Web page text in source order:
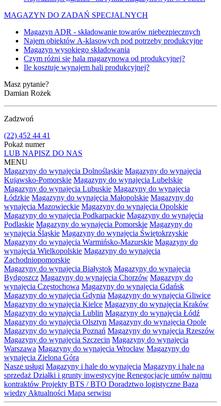
MAGAZYN DO ZADAŃ SPECJALNYCH
Magazyn ADR - składowanie towarów niebezpiecznych
Najem obiektów A-klasowych pod potrzeby produkcyjne
Magazyn wysokiego składowania
Czym różni się hala magazynowa od produkcyjnej?
Ile kosztuje wynajem hali produkcyjnej?
Masz pytanie?
Damian Rożek
Zadzwoń
(22) 452 44 41
Pokaż numer
LUB NAPISZ DO NAS
MENU
Magazyny do wynajęcia Dolnośląskie Magazyny do wynajęcia
Kujawsko-Pomorskie Magazyny do wynajęcia Lubelskie
Magazyny do wynajęcia Lubuskie Magazyny do wynajęcia
Łódzkie Magazyny do wynajęcia Małopolskie Magazyny do
wynajęcia Mazowieckie Magazyny do wynajęcia Opolskie
Magazyny do wynajęcia Podkarpackie Magazyny do wynajęcia
Podlaskie Magazyny do wynajęcia Pomorskie Magazyny do
wynajęcia Śląskie Magazyny do wynajęcia Świętokrzyskie
Magazyny do wynajęcia Warmińsko-Mazurskie Magazyny do
wynajęcia Wielkopolskie Magazyny do wynajęcia
Zachodniopomorskie
Magazyny do wynajęcia Białystok Magazyny do wynajęcia
Bydgoszcz Magazyny do wynajęcia Chorzów Magazyny do
wynajęcia Częstochowa Magazyny do wynajęcia Gdańsk
Magazyny do wynajęcia Gdynia Magazyny do wynajęcia Gliwice
Magazyny do wynajęcia Kielce Magazyny do wynajęcia Kraków
Magazyny do wynajęcia Lublin Magazyny do wynajęcia Łódź
Magazyny do wynajęcia Olsztyn Magazyny do wynajęcia Opole
Magazyny do wynajęcia Poznań Magazyny do wynajęcia Rzeszów
Magazyny do wynajęcia Szczecin Magazyny do wynajęcia
Warszawa Magazyny do wynajęcia Wrocław Magazyny do
wynajęcia Zielona Góra
Nasze usługi Magazyny i hale do wynajęcia Magazyny i hale na
sprzedaż Działki i grunty inwestycyjne Renegocjacje umów najmu
kontraktów Projekty BTS / BTO Doradztwo logistyczne Baza
wiedzy Aktualności Mapa serwisu